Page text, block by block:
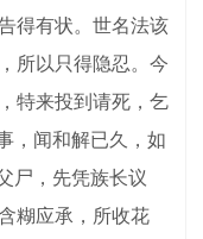
得有状。世名法该
所以只得隐忍。今
特来投到请死，乞
，闻和解已久，如
尸，先凭族长议
糊应承，所收花